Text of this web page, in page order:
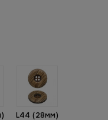
L44 (28мм)